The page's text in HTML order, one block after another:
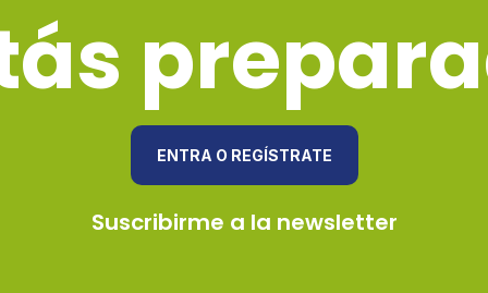
ENTRA O REGÍSTRATE
Suscribirme a la newsletter